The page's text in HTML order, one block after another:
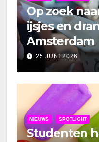
Op zoek
ijsjes en
Amsterdam
25 JUNI 2026
NIEUWS SPOTLIGHT
Studenten